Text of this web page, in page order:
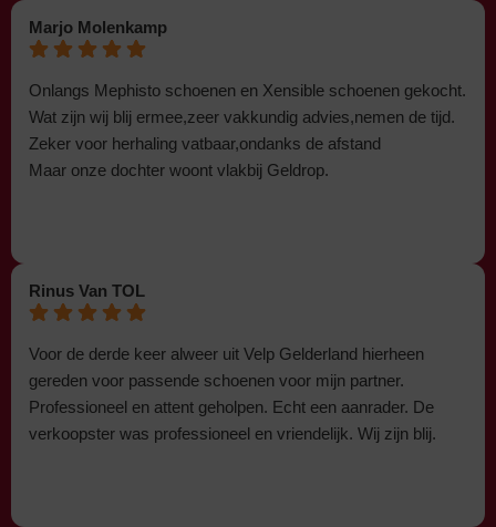
Marjo Molenkamp
Onlangs Mephisto schoenen en Xensible schoenen gekocht.
Wat zijn wij blij ermee,zeer vakkundig advies,nemen de tijd.
Zeker voor herhaling vatbaar,ondanks de afstand
Maar onze dochter woont vlakbij Geldrop.
Rinus Van TOL
Voor de derde keer alweer uit Velp Gelderland hierheen
gereden voor passende schoenen voor mijn partner.
Professioneel en attent geholpen. Echt een aanrader. De
verkoopster was professioneel en vriendelijk. Wij zijn blij.